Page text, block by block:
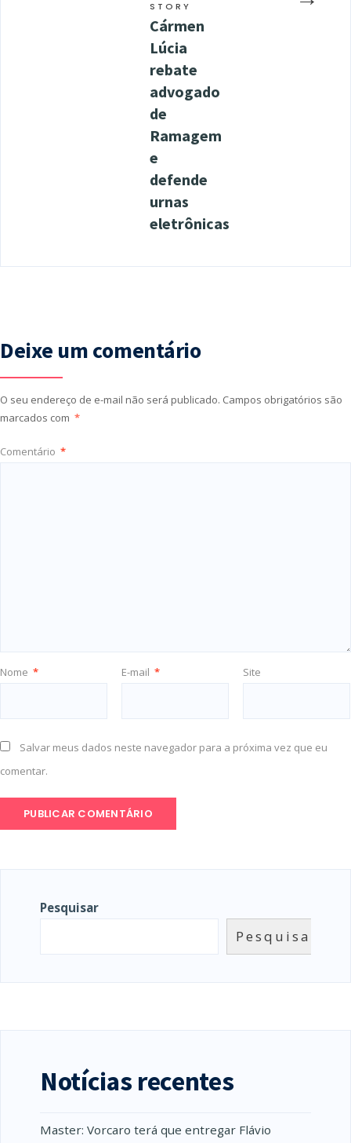
STORY
Cármen
Lúcia
rebate
advogado
de
Ramagem
e
defende
urnas
eletrônicas
Deixe um comentário
O seu endereço de e-mail não será publicado. Campos obrigatórios são
marcados com *
Comentário *
Nome * E-mail * Site
Salvar meus dados neste navegador para a próxima vez que eu
comentar.
Pesquisar
Pesquisar
Notícias recentes
Master: Vorcaro terá que entregar Flávio